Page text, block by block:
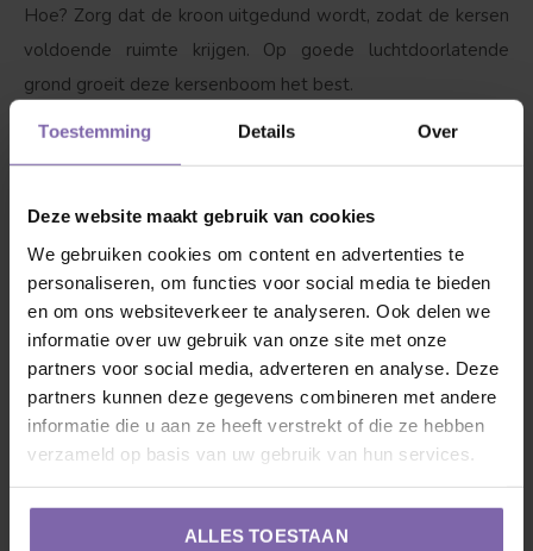
Toestemming Details Over
Deze website maakt gebruik van cookies
We gebruiken cookies om content en advertenties te
personaliseren, om functies voor social media te bieden
en om ons websiteverkeer te analyseren. Ook delen we
informatie over uw gebruik van onze site met onze
partners voor social media, adverteren en analyse. Deze
partners kunnen deze gegevens combineren met andere
informatie die u aan ze heeft verstrekt of die ze hebben
verzameld op basis van uw gebruik van hun services.
ALLES TOESTAAN
Hoe? Zorg dat de kroon uitgedund wordt, zodat de kersen
voldoende ruimte krijgen. Op goede luchtdoorlatende
grond groeit deze kersenboom het best.
vriend bladeren begint te krijgen. Met 1 tot 2 emmers
water per week wordt hij blij, als het boven de 25 graden
wordt drinkt hij graag tussen de 3-4 emmers water per
week. Boven 35 graden elke dag minimaal 1 emmer water
in de avond en als het mogelijk is over de bladeren
sproeien. Let op; kersenbomen houden niet van natte
voeten!
Goed om te weten